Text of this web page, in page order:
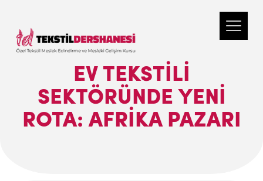
EV TEKSTILI
SEKTÖRÜNDE YENI
ROTA: AFRIKA PAZARI